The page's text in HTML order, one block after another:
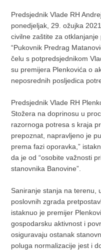
Predsjednik Vlade RH
ponedjeljak, 29. ožujka
civilne zaštite za
“Pukovnik Predrag
čelu s potpredsjednikom
su premijera Plenkovića o
neposrednih posljedica
Predsjednik Vlade RH
Stožera na doprinosu u
razornoga potresa s kraja
prepoznat, napravljeno je
prema fazi oporavka,”
da je od “osobite važnosti
stanovnika Banovine”.
Saniranje stanja na terenu,
poslovnih zgrada
istaknuo je premijer
gospodarsku aktivnost i
osiguravaju ostanak
poluga normalizacije jest i